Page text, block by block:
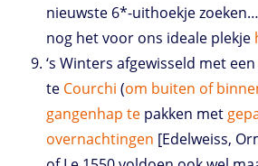
nieuwste 6*-uithoekje
nog het voor ons ideale plekje
‘s Winters afgewisseld met
te Courchi (om buiten of
gangenhap te pakken met
overnachtingen [Edelweiss,